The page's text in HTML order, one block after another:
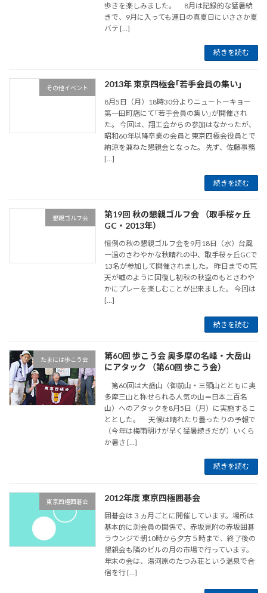
歩きを楽しみました。 8月は記録的な猛暑続
きで、9月に入っても連日の真夏日にいささか夏
バテ […]
続きを読む
その他イベント 2013年 東京四極会｢若手会員の集い｣
8月5日（月）18時30分よりニュートーキョー
第一田町店にて｢若手会員の集い｣が開催され
た。 今回は、翔工会からの参加はなかったが、
昭和60年以降卒業の会員と東京四極会役員とで
納涼を兼ねた懇親会となった。 先ず、佐藤事務
[…]
続きを読む
懇親ゴルフ会
第19回 秋の懇親ゴルフ会 （取手桜ヶ丘
GC・2013年）
恒例の秋の懇親ゴルフ会を9月18日（水）台風
一過のさわやかな秋晴れの中、取手桜ヶ丘GCで
13名が参加して開催されました。 昨日までの荒
天が嘘のように回復し初秋の秋空のもとさわや
かにプレーを楽しむことが出来ました。 今回は
[…]
続きを読む
たまには歩こう会
第60回 歩こう会 奥多摩の名峰・大岳山
にアタック （第60回 歩こう会）
第60回は大岳山（御前山・三頭山とともに奥
多摩三山と称せられる人気の山＝日本二百名
山）へのアタックを8月5日（月）に実施するこ
ととした。 天候は晴れたり曇ったりの予報で
（今年は梅雨明けが早く猛暑続きだが）いくら
か暑さ […]
続きを読む
東京四極囲碁会 2012年度 東京四極囲碁会
囲碁会は３ヵ月ごとに開催しています。場所は
基本的に渕会員の関係で、赤坂見附の赤坂囲碁
ラウンジで朝10時から夕方５時まで、終了後の
懇親会も隣のビルの月の市場で行っています。
年末の会は、湯河原のたつみ荘という温泉で合
宿を行 […]